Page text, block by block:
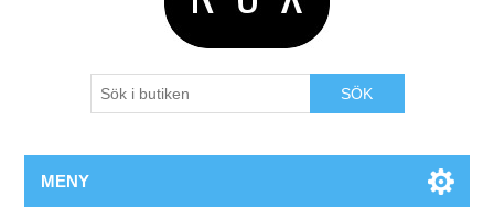
SÖK
MENY